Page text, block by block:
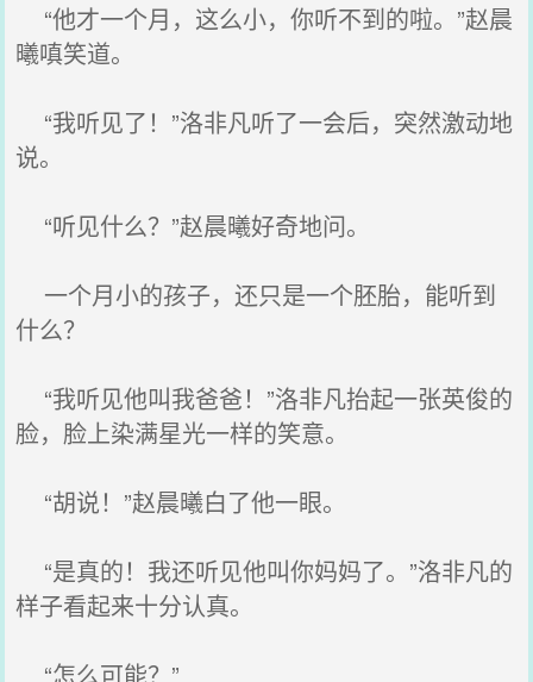
“他才一个月，这么小，你听不到的啦。”赵晨
曦嗔笑道。
“我听见了！”洛非凡听了一会后，突然激动地
说。
“听见什么？”赵晨曦好奇地问。
一个月小的孩子，还只是一个胚胎，能听到
什么？
“我听见他叫我爸爸！”洛非凡抬起一张英俊的
脸，脸上染满星光一样的笑意。
“胡说！”赵晨曦白了他一眼。
“是真的！我还听见他叫你妈妈了。”洛非凡的
样子看起来十分认真。
“怎么可能？”